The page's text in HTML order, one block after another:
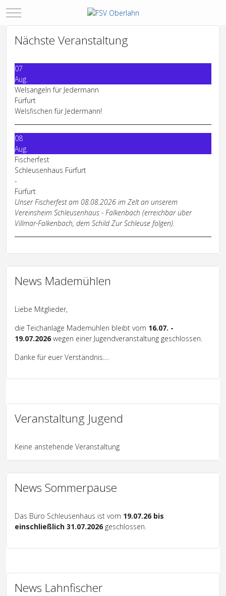
Mobile Menu Toggle
Nächste Veranstaltung
07
Aug.
Welsangeln für Jedermann
Fürfurt
Welsfischen für Jedermann!
08
Aug.
Fischerfest
Schleusenhaus Fürfurt
-
Fürfurt
Unser Fischerfest am 08.08.2026 im Zelt an unserem
Vereinsheim Schleusenhaus - Falkenbach (erreichbar über
Villmar-Falkenbach, dem Schild Zur Schleuse folgen).
News Mademühlen
Liebe Mitglieder,
die Teichanlage Mademühlen bleibt vom 16.07. -
19.07.2026 wegen einer Jugendveranstaltung geschlossen.
Danke für euer Verständnis....
Veranstaltung Jugend
Keine anstehende Veranstaltung
News Sommerpause
Das Büro Schleusenhaus ist vom 19.07.26 bis
einschließlich 31.07.2026 geschlossen.
News Lahnfischer